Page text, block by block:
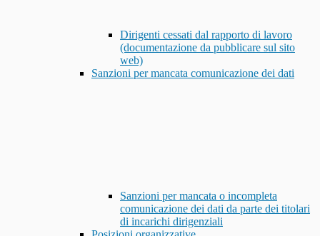
Dirigenti cessati dal rapporto di lavoro
(documentazione da pubblicare sul sito
web)
Sanzioni per mancata comunicazione dei dati
Sanzioni per mancata o incompleta
comunicazione dei dati da parte dei titolari
di incarichi dirigenziali